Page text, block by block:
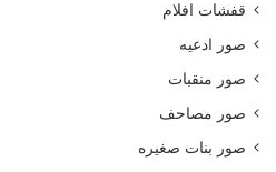
قفشات افلام
صور ادعيه
صور منقبات
صور مصاحف
صور بنات صغيره